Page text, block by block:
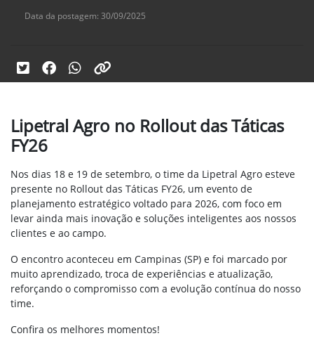
Data da postagem: 30/09/2025
Lipetral Agro no Rollout das Táticas
FY26
Nos dias 18 e 19 de setembro, o time da Lipetral Agro esteve
presente no Rollout das Táticas FY26, um evento de
planejamento estratégico voltado para 2026, com foco em
levar ainda mais inovação e soluções inteligentes aos nossos
clientes e ao campo.
O encontro aconteceu em Campinas (SP) e foi marcado por
muito aprendizado, troca de experiências e atualização,
reforçando o compromisso com a evolução contínua do nosso
time.
Confira os melhores momentos!